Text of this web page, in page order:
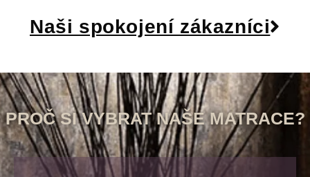
Naši spokojení zákazníci
PROČ SI VYBRAT NAŠE MATRACE?